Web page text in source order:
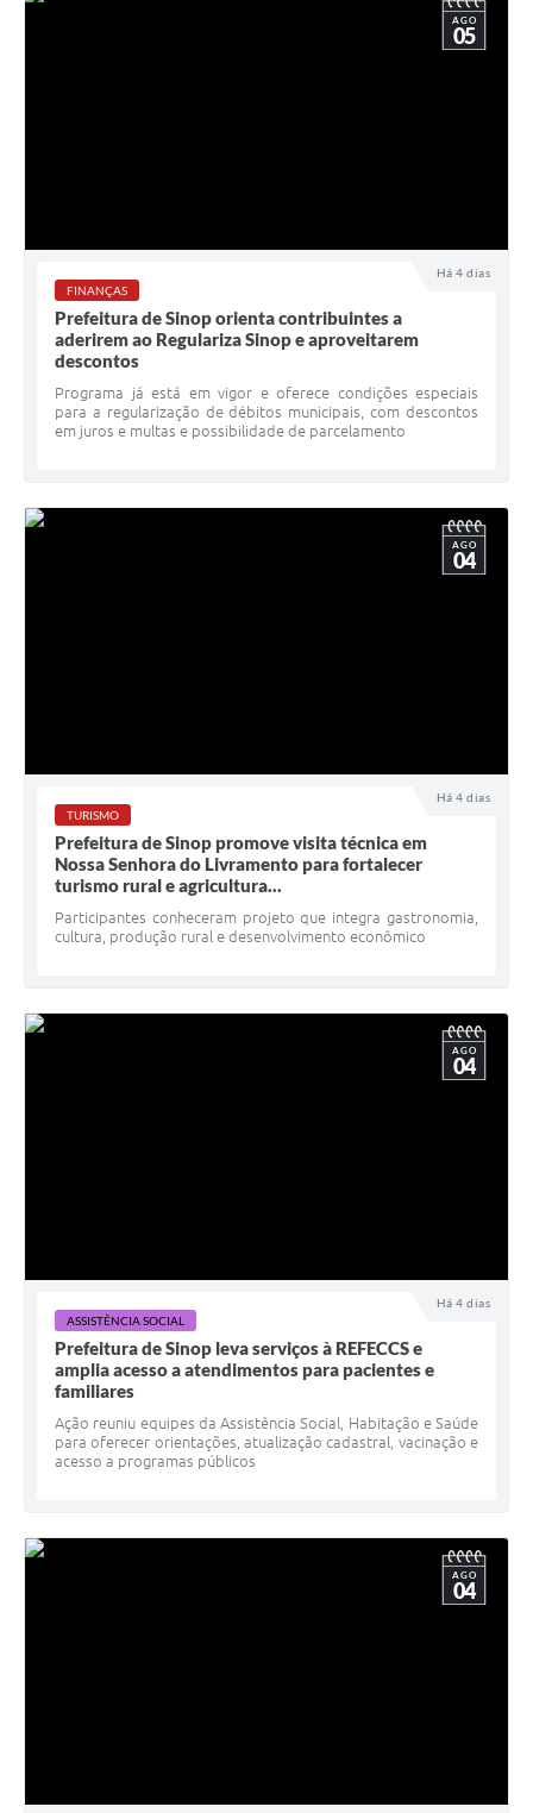
Há 4 dias
AGO
05
FINANÇAS
Prefeitura de Sinop orienta contribuintes a
aderirem ao Regulariza Sinop e aproveitarem
descontos
Programa já está em vigor e oferece condições especiais
para a regularização de débitos municipais, com descontos
em juros e multas e possibilidade de parcelamento
Há 4 dias
AGO
04
TURISMO
Prefeitura de Sinop promove visita técnica em
Nossa Senhora do Livramento para fortalecer
turismo rural e agricultura...
Participantes conheceram projeto que integra gastronomia,
cultura, produção rural e desenvolvimento econômico
Há 4 dias
AGO
04
ASSISTÊNCIA SOCIAL
Prefeitura de Sinop leva serviços à REFECCS e
amplia acesso a atendimentos para pacientes e
familiares
Ação reuniu equipes da Assistência Social, Habitação e Saúde
para oferecer orientações, atualização cadastral, vacinação e
acesso a programas públicos
AGO
04